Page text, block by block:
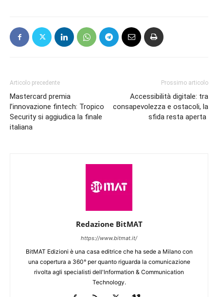
Articolo precedente
Mastercard premia
l’innovazione fintech: Tropico
Security si aggiudica la finale
italiana
Prossimo articolo
Accessibilità digitale: tra
consapevolezza e ostacoli, la
sfida resta aperta
Redazione BitMAT
https://www.bitmat.it/
BitMAT Edizioni è una casa editrice che ha sede a Milano con
una copertura a 360° per quanto riguarda la comunicazione
rivolta agli specialisti dell'lnformation & Communication
Technology.